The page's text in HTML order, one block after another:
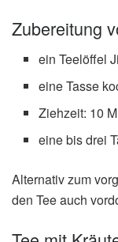
Zubereitung
ein Teelöffel
eine Tasse
Ziehzeit: 10
eine bis drei
Alternativ zum
den Tee auch